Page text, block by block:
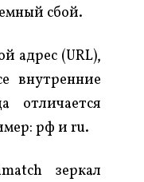
сбой.
адрес (URL),
внутренние
отличается
рф и ru.
зеркал